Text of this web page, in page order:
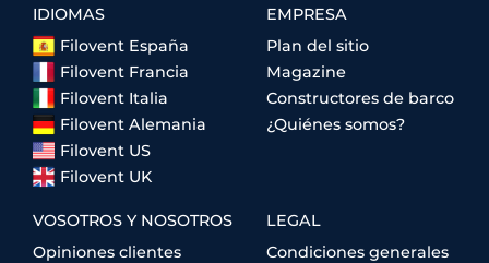
IDIOMAS
Filovent España
Filovent Francia
Filovent Italia
Filovent Alemania
Filovent US
Filovent UK
EMPRESA
Plan del sitio
Magazine
Constructores de barco
¿Quiénes somos?
VOSOTROS Y NOSOTROS
Opiniones clientes
LEGAL
Condiciones generales